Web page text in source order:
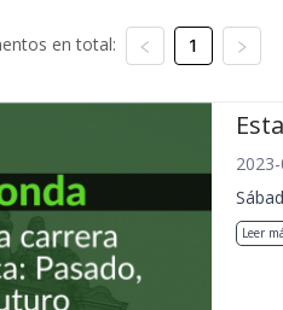
en total: 1
Leer